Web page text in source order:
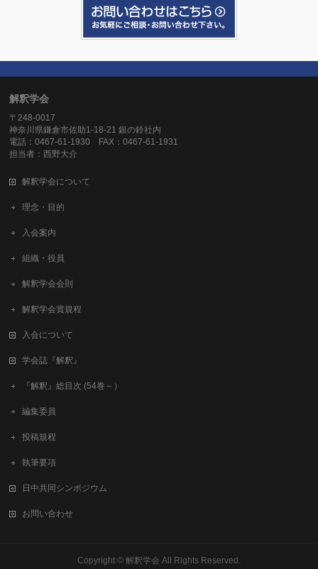
解釈学会
〒248-0017
神奈川県鎌倉市佐助1-18-21 銀の鈴社内
電話：0467-61-1930 FAX：0467-61-1931
担当者：西野大介
解釈学会について
理念・目的
入会案内
組織・役員
解釈学会会則
解釈学会賞規程
入会について
学会誌『解釈』
『解釈』総目次 (54巻～）
編集委員
投稿規程
執筆要項
日中共同シンポジウム
お問い合わせ
Copyright © 解釈学会 All Rights Reserved.